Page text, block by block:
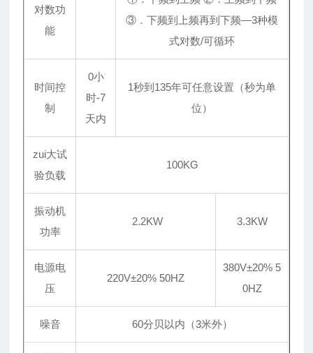
对数功
能
③．下频到上频再到下频—3种模
式对数/可循环
时间控
制
0小
时-7
天内
1秒到135年可任意设置（秒为单
位）
zui大试
验负载
100KG
振动机
功率
2.2KW 3.3KW
电源电
压
220V±20% 50HZ
380V±20% 5
0HZ
噪音 60分贝以内（3米外）